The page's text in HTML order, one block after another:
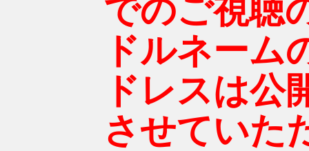
でのご視聴
ドルネー
ドレスは
させていた